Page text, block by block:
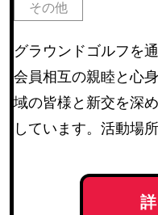
その他
グラウンドゴルフを
会員相互の親睦と心
域の皆様と新交を深
しています。活動場
月31日までの期間。
らです。部内大会は